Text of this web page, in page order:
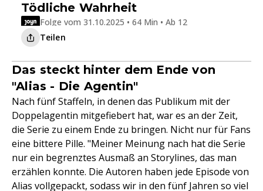
Tödliche Wahrheit
Folge vom 31.10.2025 • 64 Min • Ab 12
Teilen
Das steckt hinter dem Ende von
"Alias - Die Agentin"
Nach fünf Staffeln, in denen das Publikum mit der
Doppelagentin mitgefiebert hat, war es an der Zeit,
die Serie zu einem Ende zu bringen. Nicht nur für Fans
eine bittere Pille. "Meiner Meinung nach hat die Serie
nur ein begrenztes Ausmaß an Storylines, das man
erzählen konnte. Die Autoren haben jede Episode von
Alias vollgepackt, sodass wir in den fünf Jahren so viel